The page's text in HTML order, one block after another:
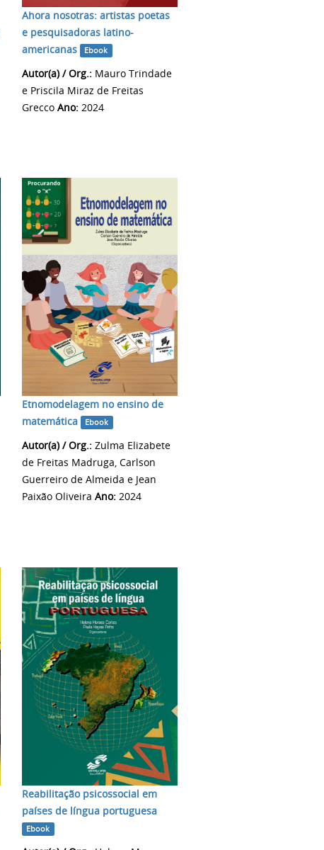
Ahora nosotras: artistas poetas
e pesquisadoras latino-
americanas
Ebook
Autor(a) / Org.: Mauro Trindade
e Priscila Miraz de Freitas
Grecco Ano: 2024
Etnomodelagem no ensino de
matemática
Ebook
Autor(a) / Org.: Zulma Elizabete
de Freitas Madruga, Carlson
Guerreiro de Almeida e Jean
Paixão Oliveira Ano: 2024
Reabilitação psicossocial em
países de língua portuguesa
Ebook